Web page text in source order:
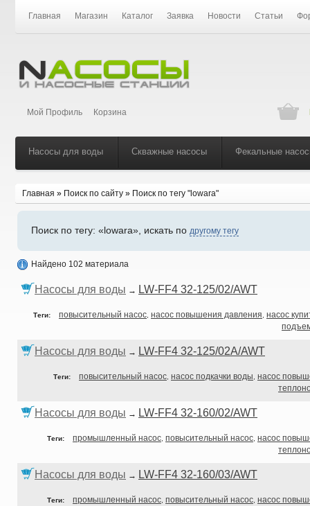
Главная Магазин Каталог Заявка Новости Статьи
Мой Профиль Корзина
Насосы для воды Скважные насосы Фекальные
Главная » Поиск по сайту » Поиск по тегу "lowara"
Поиск по тегу: «lowara», искать по другому тегу
Найдено 102 материала
Насосы для воды → LW-FF4 32-125/02/AWT
Теги: повысительный насос насос повышения давления насос
Насосы для воды → LW-FF4 32-125/02A/AWT
Теги: повысительный насос насос подкачки воды насос
Насосы для воды → LW-FF4 32-160/02/AWT
Теги: промышленный насос повысительный насос насос
Насосы для воды → LW-FF4 32-160/03/AWT
Теги: промышленный насос повысительный насос насос